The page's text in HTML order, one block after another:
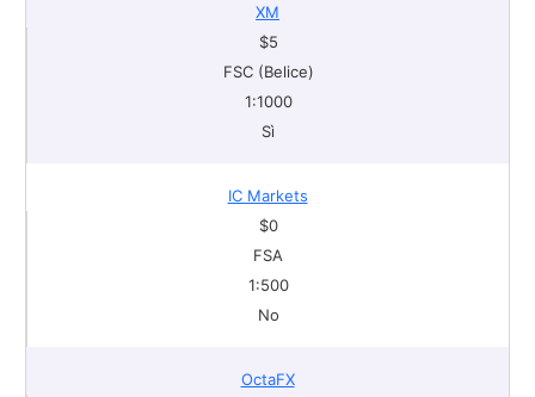
XM
$5
FSC (Belice)
1:1000
Sì
IC Markets
$0
FSA
1:500
No
OctaFX